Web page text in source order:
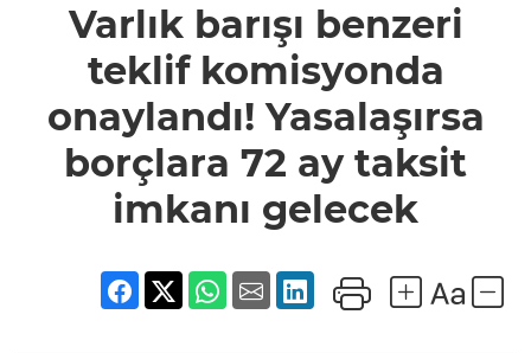
komisyonda
onaylandı!
Yasalaşırsa
borçlara 72
imkanı
gelecek
Varlık barışı benzeri
teklif komisyonda
onaylandı! Yasalaşırsa
borçlara 72 ay taksit
imkanı gelecek